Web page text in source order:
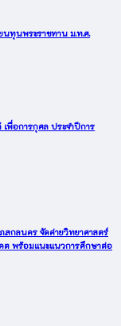
นทุนพระราชทาน ม.ท.ศ.
พื่อการกุศล ประจำปีการ
สกลนคร จัดค่ายวิทยาศาสตร์
ต พร้อมแนะแนวการศึกษาต่อ